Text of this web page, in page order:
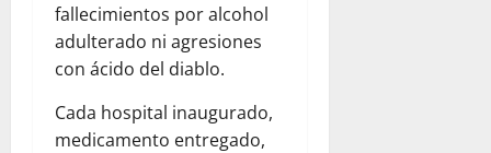
fallecimientos por alcohol
adulterado ni agresiones
con ácido del diablo.
Cada hospital inaugurado,
medicamento entregado,